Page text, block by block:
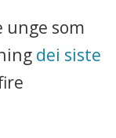
unge som
dei siste